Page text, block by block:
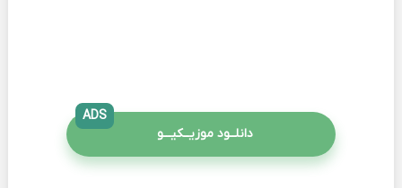
دانلــود موزیــکیـــو
ADS